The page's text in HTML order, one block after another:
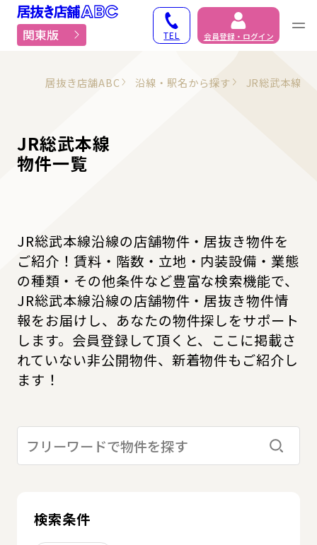
居抜き物件・貸店舗で
関東版 TEL 会員登録・ログイン
居抜き店舗ABC 沿線・駅名から探す JR総武本線
JR総武本線
物件一覧
JR総武本線沿線の店舗物件・居抜き物件を
ご紹介！賃料・階数・立地・内装設備・業態
の種類・その他条件など豊富な検索機能で、
JR総武本線沿線の店舗物件・居抜き物件情
報をお届けし、あなたの物件探しをサポート
します。会員登録して頂くと、ここに掲載さ
れていない非公開物件、新着物件もご紹介し
ます！
検索す
検索条件